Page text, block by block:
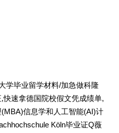
学毕业留学材料/加急做科隆
快速拿德国院校假文凭成绩单,
信息学和人工智能(AI)计
Köln毕业证Q薇